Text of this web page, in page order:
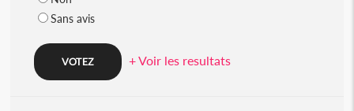
Sans avis
+ Voir les resultats